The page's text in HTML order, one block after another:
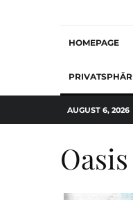
HOMEPAGE
AUGUST 6, 2026
Oasis